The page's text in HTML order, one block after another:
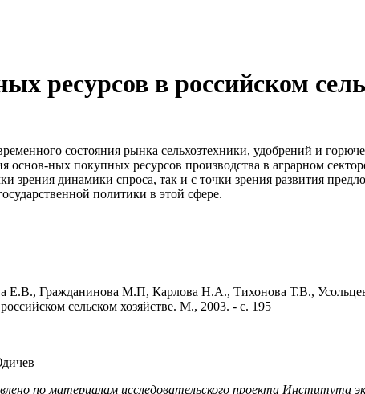
ресурсов в российском
состояния рынка сельхозтехники, удобрений и
основ-ных покупных ресурсов производства в аграрном
зрения динамики спроса, так и с точки зрения развития
политики в этой сфере.
Е.В., Гражданинова М.П, Карлова Н.А., Тихонова Т.В.,
сельском хозяйстве. М., 2003. - с. 195
по материалам исследовательского проекта Института